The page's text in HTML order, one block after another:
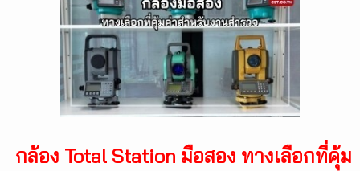
กล้อง Total Station มือสอง ทางเลือกที่คุ้ม